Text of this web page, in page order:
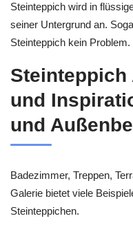
Steinteppich wird in
seiner Untergrund an.
Steinteppich kein Problem.
Steinteppich
und
und
Badezimmer, Treppen,
Galerie bietet viele
Steinteppichen.